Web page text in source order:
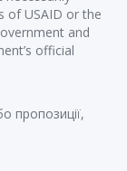
of USAID or the
and
official
пропозиції,